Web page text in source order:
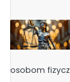
osobom